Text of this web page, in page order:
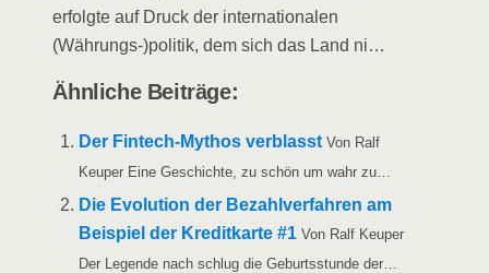
erfolg­te auf Druck der inter­na­tio­na­len
(Währungs-)politik, dem sich das Land ni…
Ähn­li­che Beiträge:
Der Fin­­tech-Mythos ver­blasst Von Ralf
Keu­per Eine Geschich­te, zu schön um wahr zu…
Die Evo­lu­ti­on der Bezahl­ver­fah­ren am
Bei­spiel der Kre­dit­kar­te #1 Von Ralf Keu­per
Der Legen­de nach schlug die Geburts­stun­de der…